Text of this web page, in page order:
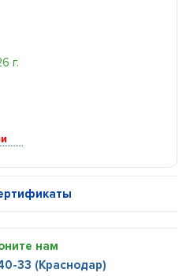
г.
нам
33 (Краснодар)